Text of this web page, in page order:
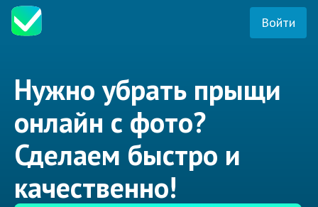
Войти
Нужно убрать прыщи
онлайн с фото?
Сделаем быстро и
качественно!